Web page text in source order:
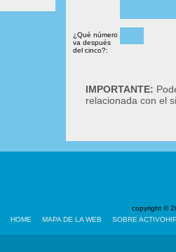
¿Qué número
va después
del cinco?:
IMPORTANTE:
relacionada con el
copyright ©
HOME
MAPA DE LA WEB SOBRE